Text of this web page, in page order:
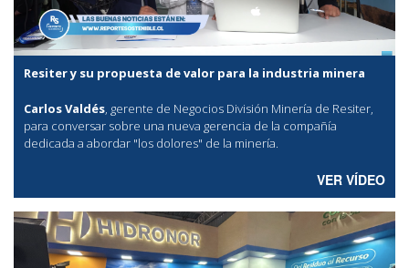
Resiter y su propuesta de valor para la industria minera
Carlos Valdés, gerente de Negocios División Minería de Resiter,
para conversar sobre una nueva gerencia de la compañía
dedicada a abordar "los dolores" de la minería.
VER VÍDEO